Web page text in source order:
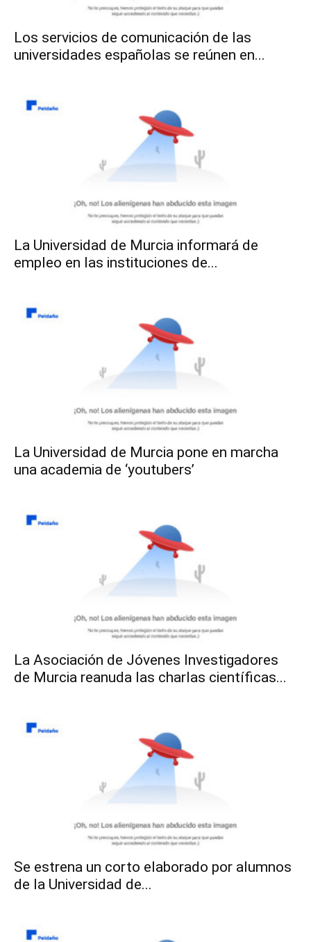
Los servicios de comunicación de las
universidades españolas se reúnen en...
La Universidad de Murcia informará de
empleo en las instituciones de...
La Universidad de Murcia pone en marcha
una academia de ‘youtubers’
La Asociación de Jóvenes Investigadores
de Murcia reanuda las charlas científicas...
Se estrena un corto elaborado por alumnos
de la Universidad de...